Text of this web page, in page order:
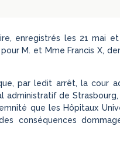
enregistrés les 21 mai
M. et Mme Francis X,
par ledit arrêt, la cour
administratif de
que les Hôpitaux
conséquences